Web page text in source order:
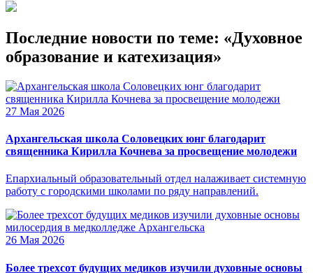
Последние новости по теме: «Духовное
образование и катехизация»
27 Мая 2026
Архангельская школа Соловецких юнг благодарит
священника Кирилла Кочнева за просвещение молодежи
Епархиальный образовательный отдел налаживает системную
работу с городскими школами по ряду направлений.
26 Мая 2026
Более трехсот будущих медиков изучили духовные основы